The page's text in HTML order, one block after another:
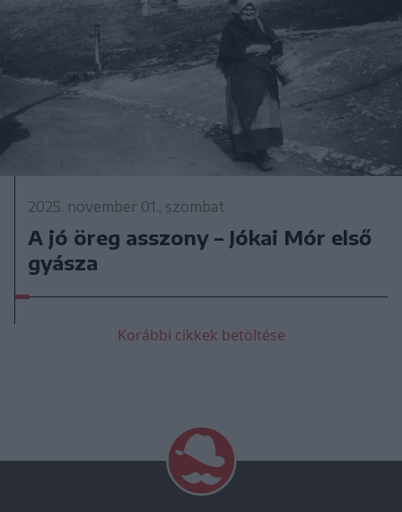
2025. november 01., szombat
A jó öreg asszony – Jókai Mór első
gyásza
Korábbi cikkek betöltése